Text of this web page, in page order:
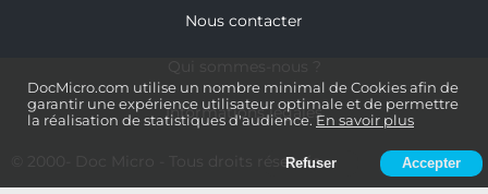
DocMicro.com utilise un nombre minimal de Cookies afin de
garantir une expérience utilisateur optimale et de permettre
la réalisation de statistiques d'audience. En savoir plus
Refuser Accepter
Nous contacter
Informations légales
- Tous droits réservés